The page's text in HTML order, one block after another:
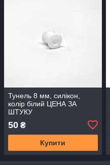
Тунель 8 мм, силікон,
колір білий ЦЕНА ЗА
ШТУКУ
50 ₴
Купити